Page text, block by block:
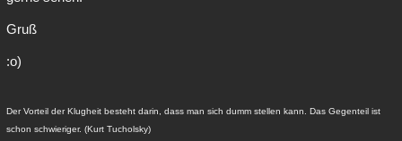
Gruß
:o)
Der Vorteil der Klugheit besteht darin, dass man sich dumm stellen kann. Das Gegenteil ist
schon schwieriger. (Kurt Tucholsky)